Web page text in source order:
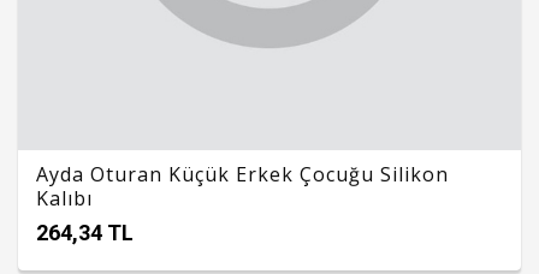
Ayda Oturan Küçük Erkek Çocuğu Silikon
Kalıbı
264,34 TL